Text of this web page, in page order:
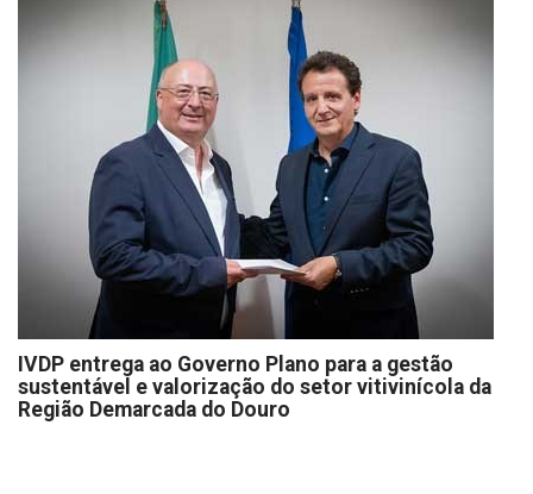
IVDP entrega ao Governo Plano para a gestão
sustentável e valorização do setor vitivinícola da
Região Demarcada do Douro